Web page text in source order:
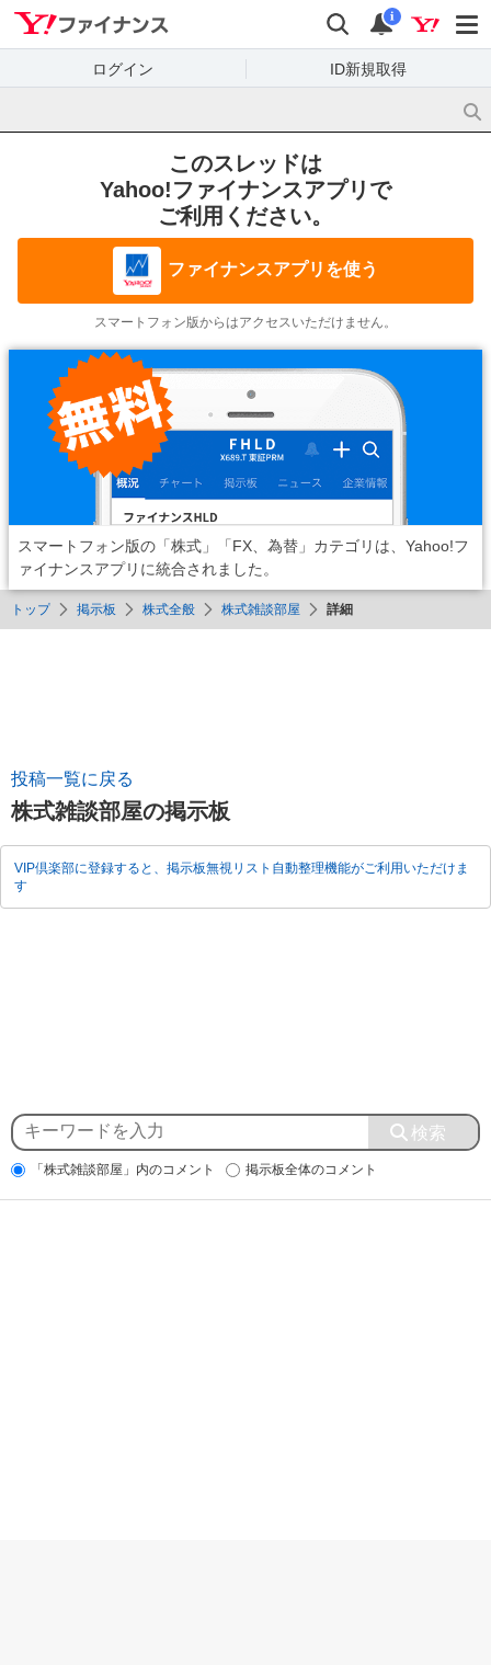
Yahoo!ファイナンス
検索 通知
i
ログイン ID新規取得
トップ 掲示板 株式全般 株式雑談部屋 詳細
このスレッドは
Yahoo!ファイナンスアプリで
ご利用ください。
ファイナンスアプリを使う
スマートフォン版からはアクセスいただけません。
スマートフォン版の「株式」「FX、為替」カテゴリは、Yahoo!フ
ァイナンスアプリに統合されました。
投稿一覧に戻る
株式雑談部屋の掲示板
VIP倶楽部に登録すると、掲示板無視リスト自動整理機能がご利用いただけま
す
「株式雑談部屋」内のコメント 掲示板全体のコメント